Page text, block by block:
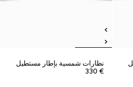
نظارات شمسية بإطار مستطيل
€ 330